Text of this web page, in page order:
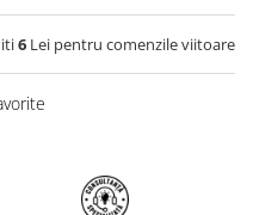
6 Lei pentru comenzile viitoare